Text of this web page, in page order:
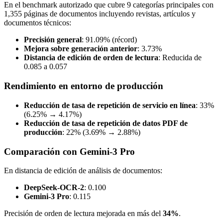
En el benchmark autorizado que cubre 9 categorías principales con
1,355 páginas de documentos incluyendo revistas, artículos y
documentos técnicos:
Precisión general: 91.09% (récord)
Mejora sobre generación anterior: 3.73%
Distancia de edición de orden de lectura: Reducida de
0.085 a 0.057
Rendimiento en entorno de producción
Reducción de tasa de repetición de servicio en línea: 33%
(6.25% → 4.17%)
Reducción de tasa de repetición de datos PDF de
producción: 22% (3.69% → 2.88%)
Comparación con Gemini-3 Pro
En distancia de edición de análisis de documentos:
DeepSeek-OCR-2: 0.100
Gemini-3 Pro: 0.115
Precisión de orden de lectura mejorada en más del 34%.